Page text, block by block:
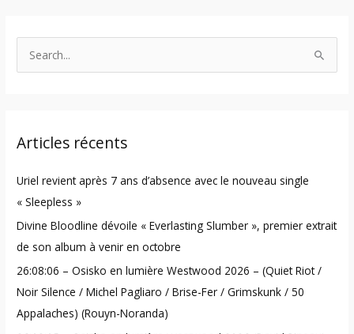
c
f
o
r
:
Articles récents
Uriel revient après 7 ans d’absence avec le nouveau single
« Sleepless »
Divine Bloodline dévoile « Everlasting Slumber », premier extrait
de son album à venir en octobre
26:08:06 – Osisko en lumière Westwood 2026 – (Quiet Riot /
Noir Silence / Michel Pagliaro / Brise-Fer / Grimskunk / 50
Appalaches) (Rouyn-Noranda)